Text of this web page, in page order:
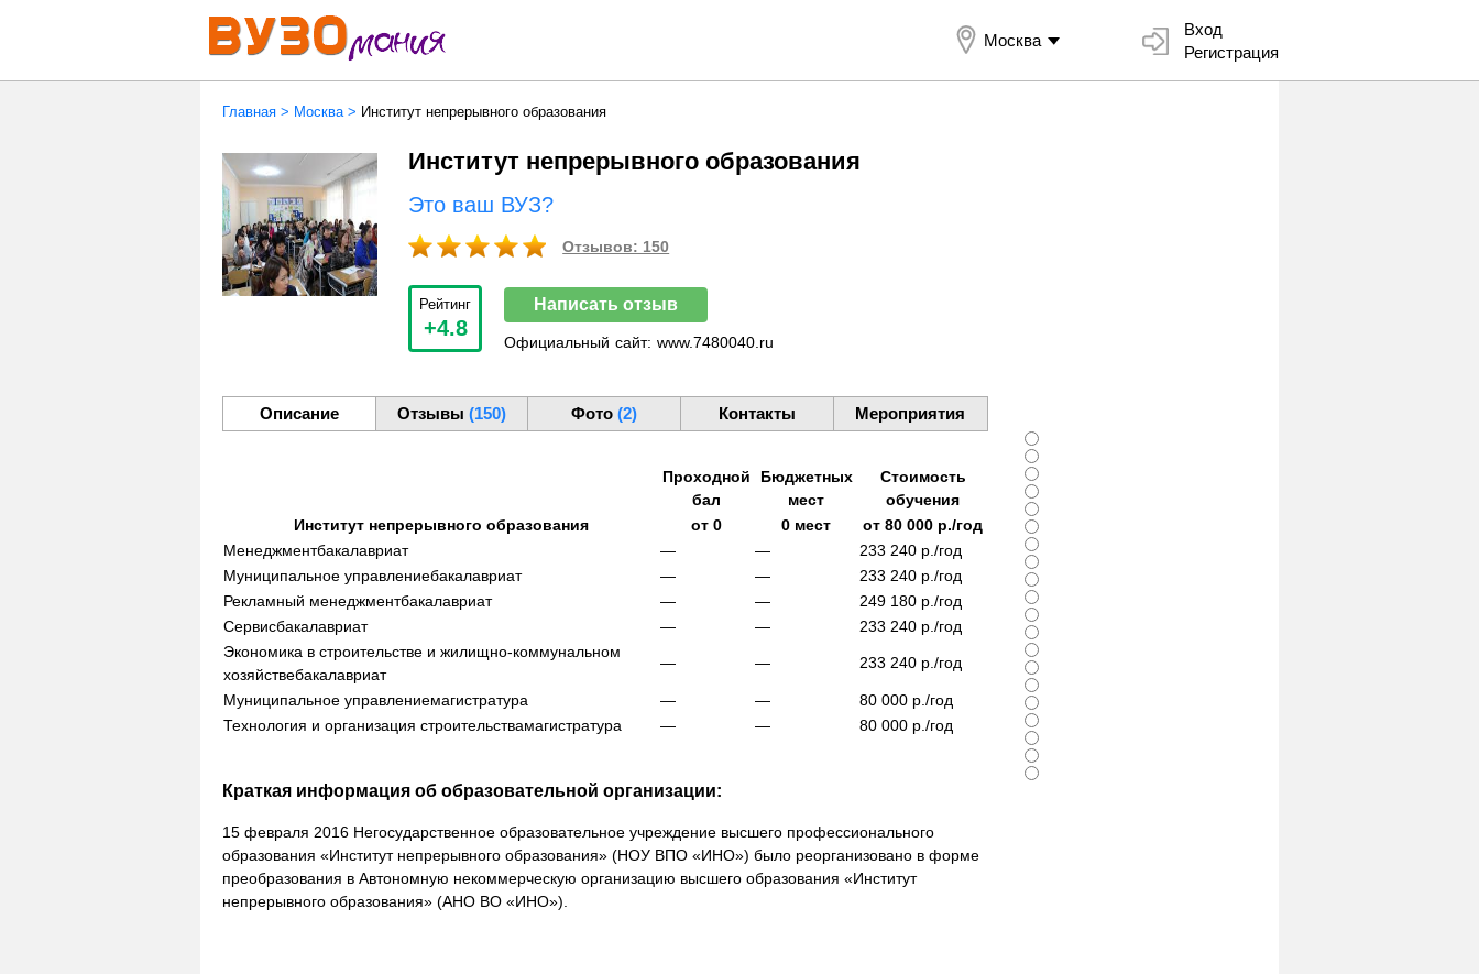
Москва
Вход
Регистрация
Главная > Москва> Институт непрерывного образования
Институт непрерывного образования
Это ваш ВУЗ?
Отзывов: 150
Рейтинг
+4.8
Написать отзыв
Официальный сайт: www.7480040.ru
Описание Отзывы(150) Фото(2) Контакты Мероприятия
Проходной
бал
Бюджетных
мест
Стоимость
обучения
Институт непрерывного образования
от 0 0 мест от 80 000 р./год
Менеджментбакалавриат — — 233 240 р./год
Муниципальное управлениебакалавриат — — 233 240 р./год
Рекламный менеджментбакалавриат — — 249 180 р./год
Сервисбакалавриат — — 233 240 р./год
Экономика в строительстве и жилищно-коммунальном
хозяйствебакалавриат
— — 233 240 р./год
Муниципальное управлениемагистратура — — 80 000 р./год
Технология и организация строительствамагистратура — — 80 000 р./год
Краткая информация об образовательной организации:
15 февраля 2016 Негосударственное образовательное учреждение высшего профессионального
образования «Институт непрерывного образования» (НОУ ВПО «ИНО») было реорганизовано в форме
преобразования в Автономную некоммерческую организацию высшего образования «Институт
непрерывного образования» (АНО ВО «ИНО»).